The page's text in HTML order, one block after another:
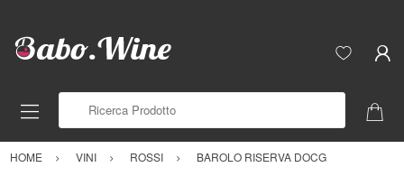
HOME VINI ROSSI BAROLO RISERVA DOCG